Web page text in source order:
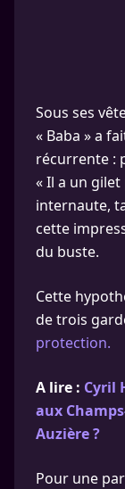
Sous ses
« Baba » a
récurrente :
« Il a un gilet
internaute,
cette
du buste.
Cette
de trois
protection.
A lire : Cyril
aux
Auzière ?
Pour une